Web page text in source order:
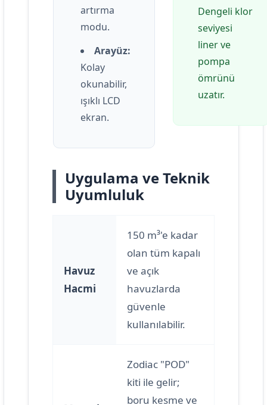
artırma
modu.
Arayüz:
Kolay
okunabilir,
ışıklı LCD
ekran.
Dengeli klor
seviyesi
liner ve
pompa
ömrünü
uzatır.
Uygulama ve Teknik
Uyumluluk
Havuz
Hacmi
150 m³'e kadar
olan tüm kapalı
ve açık
havuzlarda
güvenle
kullanılabilir.
Zodiac "POD"
kiti ile gelir;
boru kesme ve